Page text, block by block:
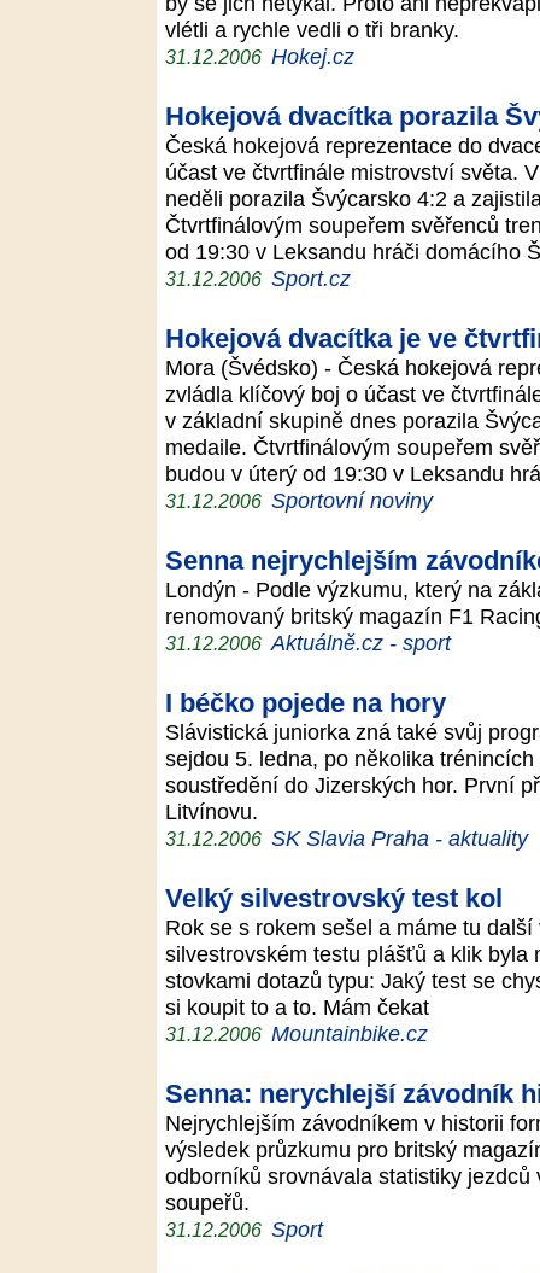
vlétli a rychle vedli o tři branky.
31.12.2006 Hokej.cz
Hokejová dvacítka porazila
Česká hokejová reprezentace do
účast ve čtvrtfinále mistrovství světa.
neděli porazila Švýcarsko 4:2 a
Čtvrtfinálovým soupeřem svěřenců
od 19:30 v Leksandu hráči domácího
31.12.2006 Sport.cz
Hokejová dvacítka je ve
Mora (Švédsko) - Česká hokejová
zvládla klíčový boj o účast ve
v základní skupině dnes porazila
medaile. Čtvrtfinálovým soupeřem
budou v úterý od 19:30 v Leksandu
31.12.2006 Sportovní noviny
Senna nejrychlejším
Londýn - Podle výzkumu, který na
renomovaný britský magazín F1
31.12.2006 Aktuálně.cz - sport
I béčko pojede na hory
Slávistická juniorka zná také svůj
sejdou 5. ledna, po několika
soustředění do Jizerských hor. První
Litvínovu.
31.12.2006 SK Slavia Praha - aktuality
Velký silvestrovský test kol
Rok se s rokem sešel a máme tu
silvestrovském testu plášťů a klik byla
stovkami dotazů typu: Jaký test se
si koupit to a to. Mám čekat
31.12.2006 Mountainbike.cz
Senna: nerychlejší závodník
Nejrychlejším závodníkem v historii
výsledek průzkumu pro britský
odborníků srovnávala statistiky
soupeřů.
31.12.2006 Sport